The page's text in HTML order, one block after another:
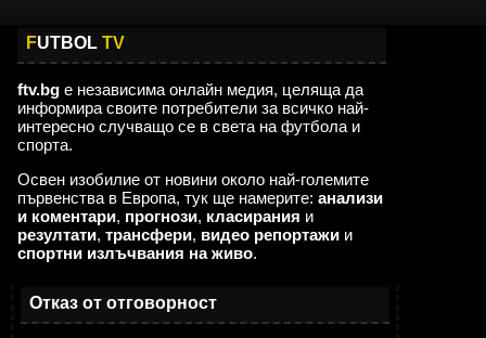
FUTBOL TV
ftv.bg е независима онлайн медия, целяща да
информира своите потребители за всичко най-
интересно случващо се в света на футбола и
спорта.
Освен изобилие от новини около най-големите
първенства в Европа, тук ще намерите: анализи
и коментари, прогнози, класирания и
резултати, трансфери, видео репортажи и
спортни излъчвания на живо.
Отказ от отговорност